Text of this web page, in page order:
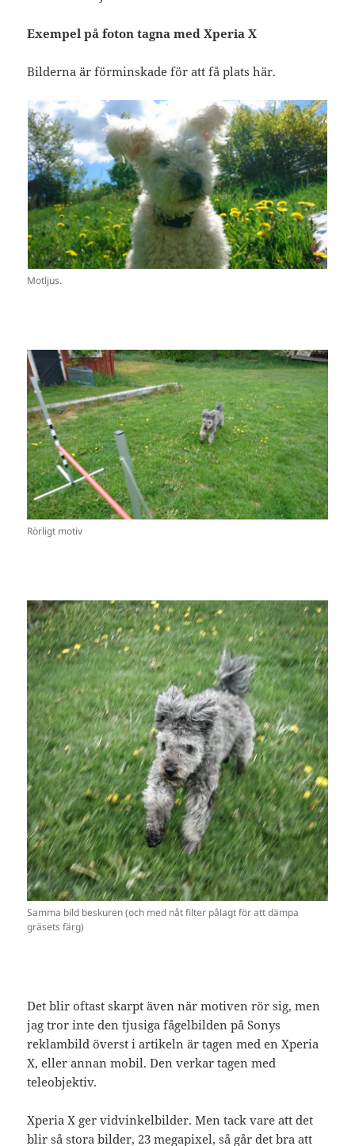
Exempel på foton tagna med Xperia X
Bilderna är förminskade för att få plats här.
Motljus.
Rörligt motiv
Samma bild beskuren (och med nåt filter pålagt för att dämpa
gräsets färg)
Det blir oftast skarpt även när motiven rör sig, men
jag tror inte den tjusiga fågelbilden på Sonys
reklambild överst i artikeln är tagen med en Xperia
X, eller annan mobil. Den verkar tagen med
teleobjektiv.
Xperia X ger vidvinkelbilder. Men tack vare att det
blir så stora bilder, 23 megapixel, så går det bra att